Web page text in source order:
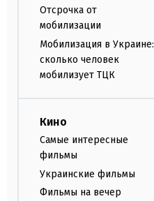
Отсрочка от
мобилизации
Мобилизация в Украине:
сколько человек
мобилизует ТЦК
Кино
Самые интересные
фильмы
Украинские фильмы
Фильмы на вечер